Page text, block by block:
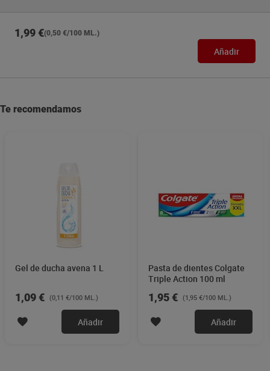
1,99 €(0,50 €/100 ML.)
Añadir
Te recomendamos
Gel de ducha avena 1 L
1,09 € (0,11 €/100 ML.)
Añadir
Pasta de dientes Colgate
Triple Action 100 ml
1,95 € (1,95 €/100 ML.)
Añadir